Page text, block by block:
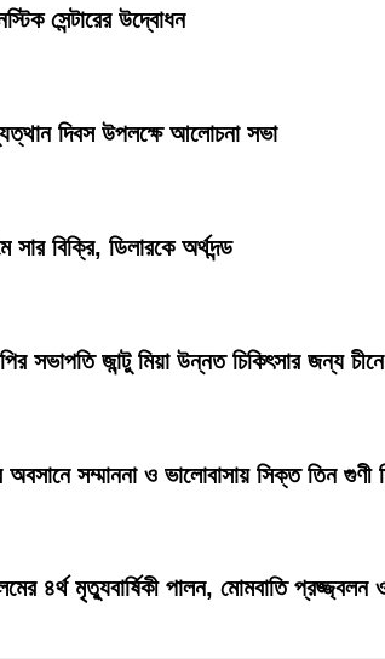
সেন্টারের উদ্বোধন
দিবস উপলক্ষে আলোচনা সভা
বিক্রি, ডিলারকে অর্থদন্ড
সভাপতি জান্টু মিয়া উন্নত চিকিৎসার জন্য
অবসানে সম্মাননা ও ভালোবাসায় সিক্ত তিন গুণী
৪র্থ মৃত্যুবার্ষিকী পালন, মোমবাতি প্রজ্জ্বলন